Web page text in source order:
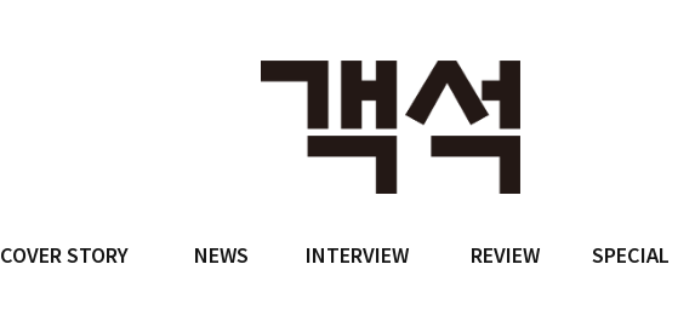
COVER STORY NEWS INTERVIEW REVIEW SPECIAL